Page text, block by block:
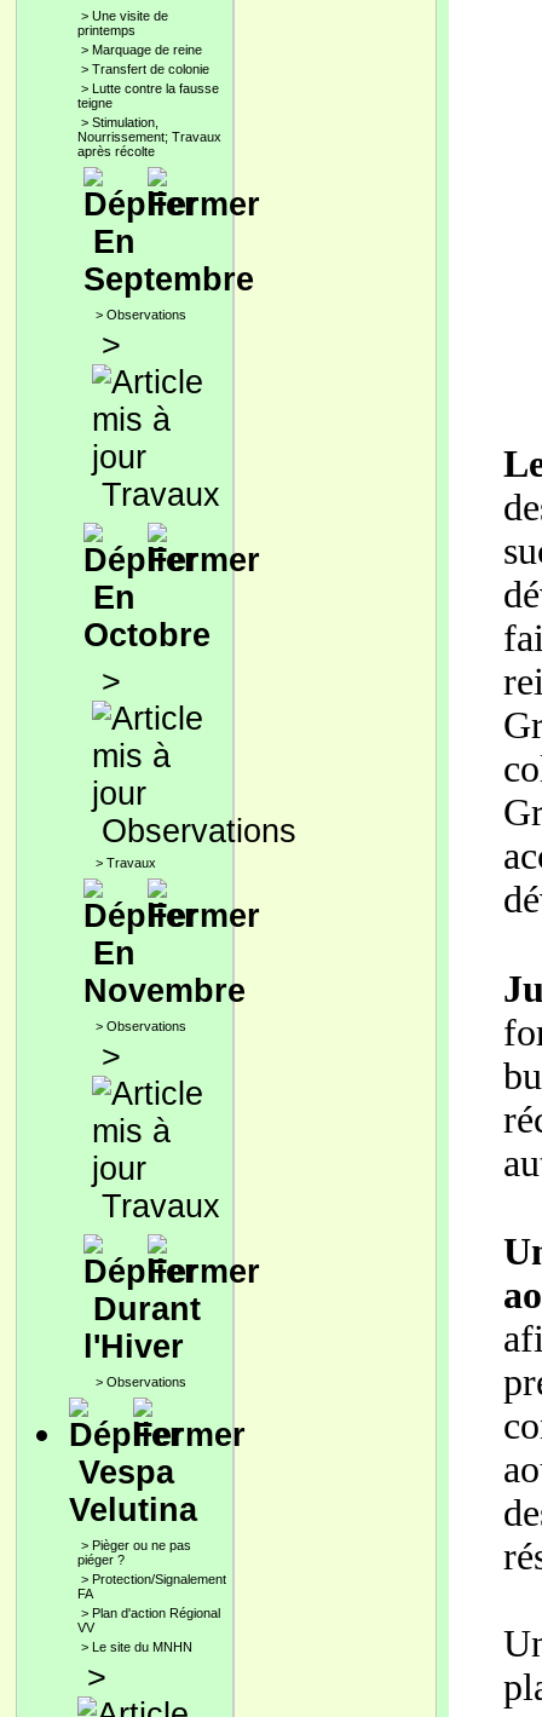
> Une visite de
printemps
> Marquage de reine
> Transfert de colonie
> Lutte contre la fausse
teigne
> Stimulation,
Nourrissement; Travaux
après récolte
En
Septembre
> Observations
>
Travaux
En
Octobre
>
Observations
> Travaux
En
Novembre
> Observations
>
Travaux
Durant
l'Hiver
> Observations
Vespa
Velutina
> Pièger ou ne pas
piéger ?
> Protection/Signalement
FA
> Plan d'action Régional
VV
> Le site du MNHN
>